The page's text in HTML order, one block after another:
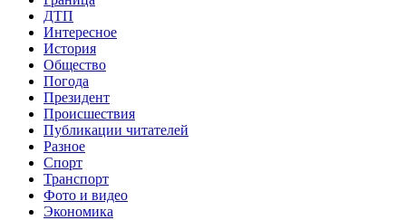
ДТП
Интересное
История
Общество
Погода
Президент
Происшествия
Публикации читателей
Разное
Спорт
Транспорт
Фото и видео
Экономика